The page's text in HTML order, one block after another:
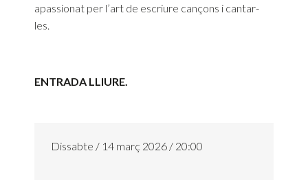
apassionat per l’art de escriure cançons i cantar-
les.
ENTRADA LLIURE.
Dissabte / 14 març 2026 / 20:00